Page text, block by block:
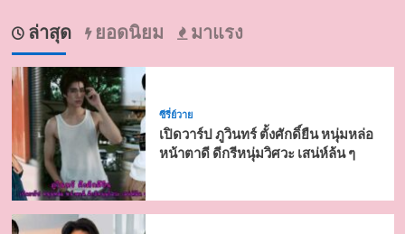
ล่าสุด ยอดนิยม มาแรง
ซีรี่ย์วาย
เปิดวาร์ป ภูวินทร์ ตั้งศักดิ์ยืน หนุ่มหล่อ
หน้าตาดี ดีกรีหนุ่มวิศวะ เสน่ห์ล้น ๆ